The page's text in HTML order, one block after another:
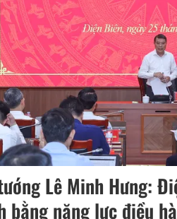
Lê Minh Hưng:
bằng năng lực điều